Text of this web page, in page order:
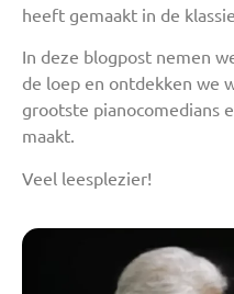
heeft gemaakt in de
In deze blogpost nemen
de loep en ontdekken we
grootste pianocomedians
maakt.
Veel leesplezier!